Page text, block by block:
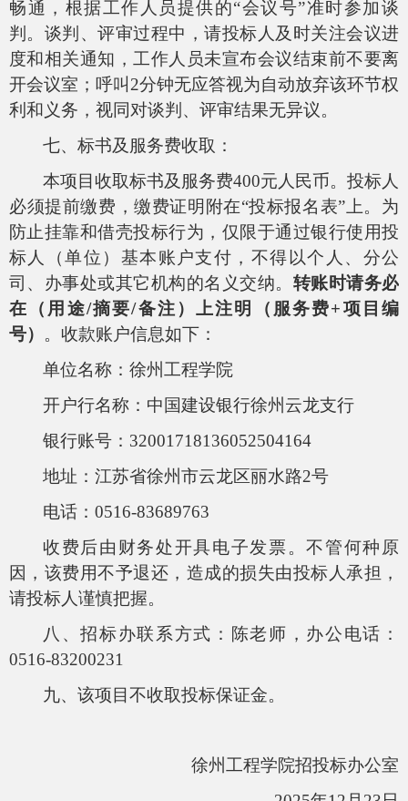
畅通，根据工作人员提供的“会议号”准时参加谈
判。谈判、评审过程中，请投标人及时关注会议进
度和相关通知，工作人员未宣布会议结束前不要离
开会议室；呼叫2分钟无应答视为自动放弃该环节权
利和义务，视同对谈判、评审结果无异议。
七、标书及服务费收取：
本项目收取标书及服务费400元人民币。投标人
必须提前缴费，缴费证明附在“投标报名表”上。为
防止挂靠和借壳投标行为，仅限于通过银行使用投
标人（单位）基本账户支付，不得以个人、分公
司、办事处或其它机构的名义交纳。 转账时请务必
在（用途/摘要/备注）上注明（ 服务费+项目编
号） 。收款账户信息如下：
单位名称：徐州工程学院
开户行名称：中国建设银行徐州云龙支行
银行账号：32001718136052504164
地址：江苏省徐州市云龙区丽水路2号
电话：0516-83689763
收费后由财务处开具电子发票。不管何种原
因，该费用不予退还，造成的损失由投标人承担，
请投标人谨慎把握。
八、招标办联系方式：陈老师，办公电话：
0516-83200231
九、该项目不收取投标保证金。
徐州工程学院招投标办公室